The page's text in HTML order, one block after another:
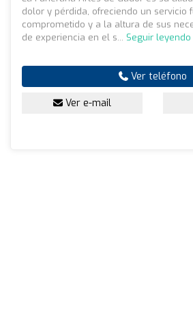
dolor y pérdida, ofreciendo un servicio
comprometido y a la altura de sus
de experiencia en el s... Seguir leyendo
Ver teléfono
Ver e-mail